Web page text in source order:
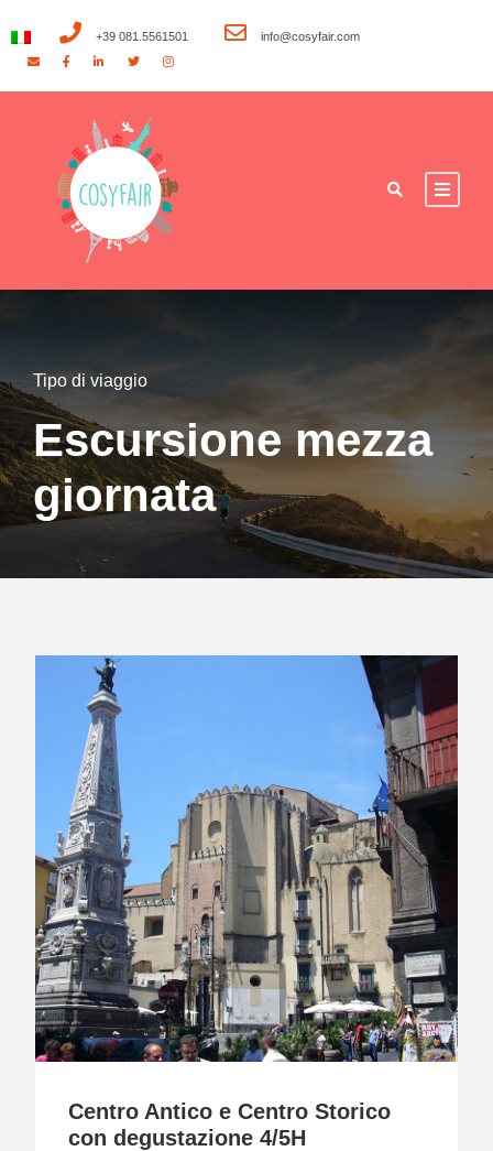
+39 081.5561501 info@cosyfair.com
Tipo di viaggio
Escursione mezza
giornata
Centro Antico e Centro Storico
con degustazione 4/5H